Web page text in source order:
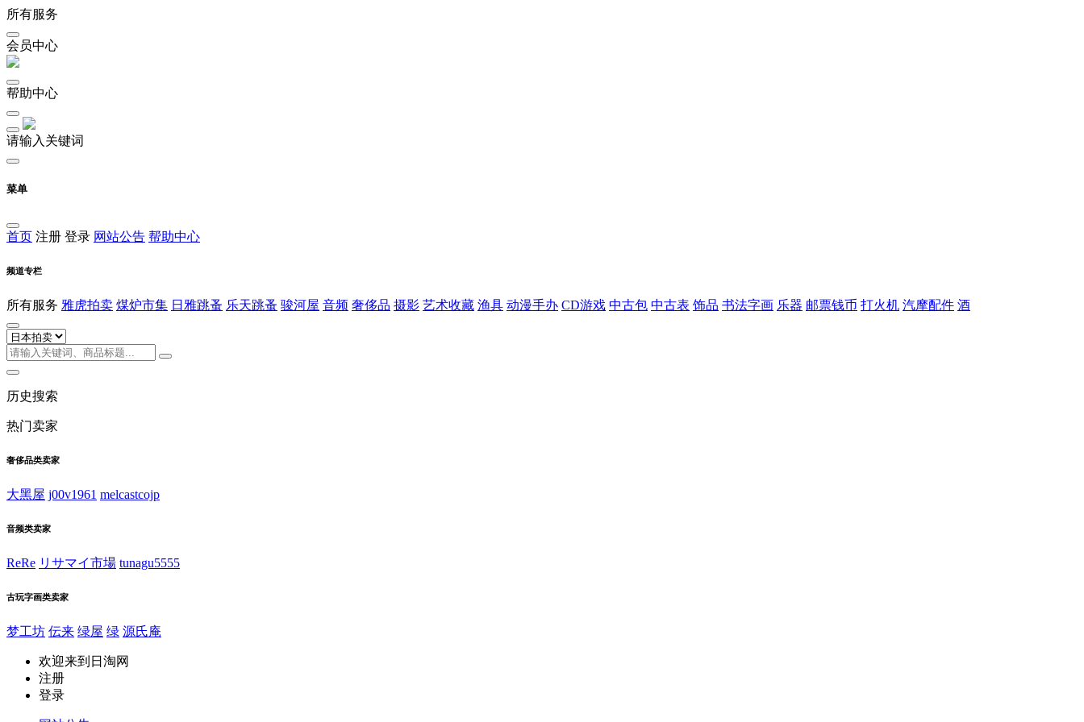
所有服务
会员中心
帮助中心
请输入关键词
菜单
首页 注册 登录 网站公告 帮助中心
频道专栏
所有服务 雅虎拍卖 煤炉市集 日雅跳蚤 乐天跳蚤 骏河屋 音频 奢侈品 摄影 艺术收藏 渔具 动漫手办 CD游戏 中古包 中古表 饰品 书法字画 乐器 邮票钱币 打火机 汽摩配件 酒
历史搜索
热门卖家
奢侈品类卖家
大黑屋 j00v1961 melcastcojp
音频类卖家
ReRe リサマイ市場 tunagu5555
古玩字画类卖家
梦工坊 伝来 绿屋 绿 源氏庵
欢迎来到日淘网
注册
登录